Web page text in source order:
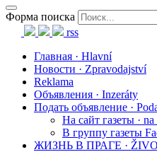
Форма поиска
rss
Главная · Hlavní
Новости · Zpravodajství
Reklama
Объявления · Inzeráty
Подать объявление ·
На сайт газеты ·
В группу газеты
ЖИЗНЬ В ПРАГЕ ·